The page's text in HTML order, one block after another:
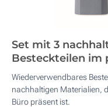
Set mit 3
Besteckteilen im
Wiederverwendbares
nachhaltigen Materialien,
Büro präsent ist.